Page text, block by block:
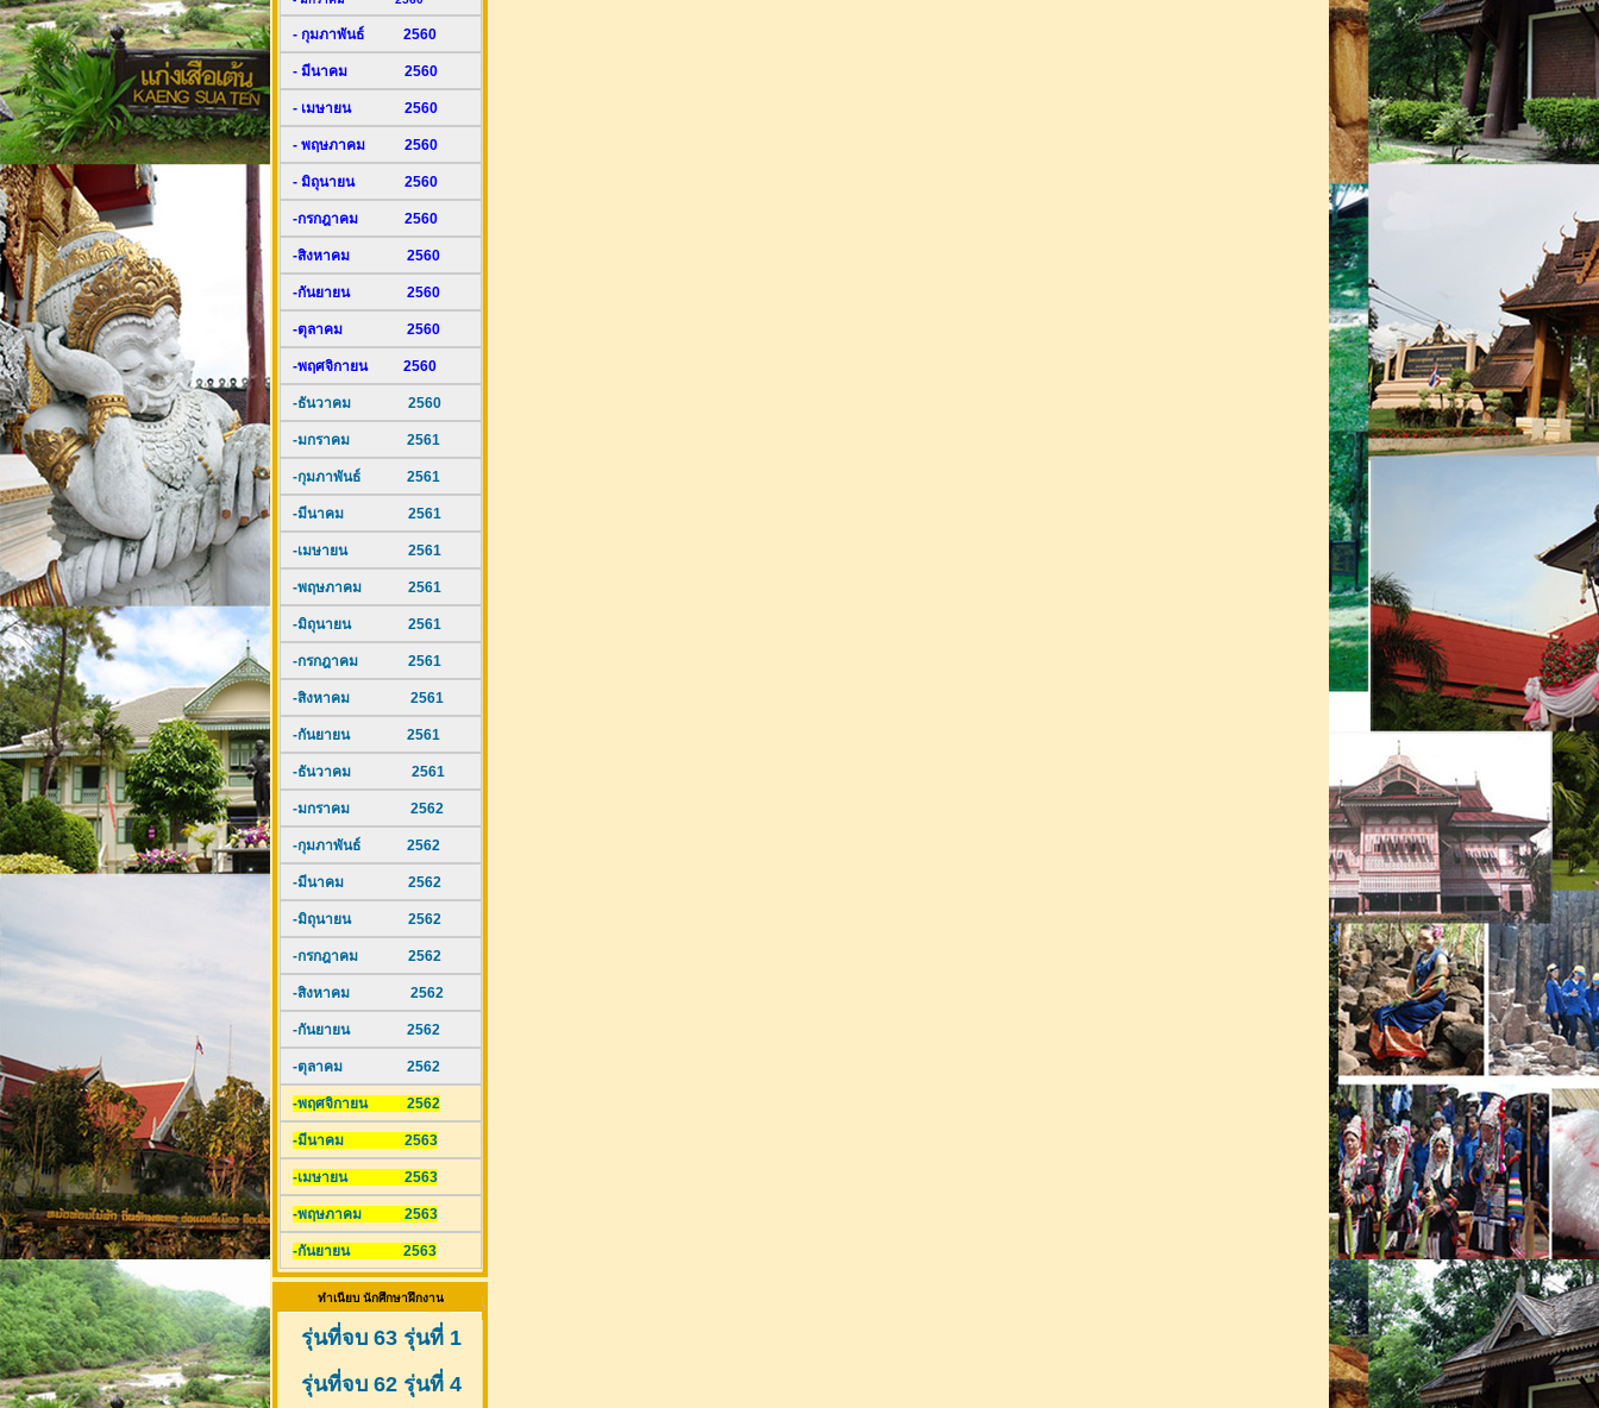
- กุมภาพันธ์ 2560
- มีนาคม 2560
- เมษายน 2560
- พฤษภาคม 2560
- มิถุนายน 2560
-กรกฎาคม 2560
-สิงหาคม 2560
-กันยายน 2560
-ตุลาคม 2560
-พฤศจิกายน 2560
-ธันวาคม 2560
-มกราคม 2561
-กุมภาพันธ์ 2561
-มีนาคม 2561
-เมษายน 2561
-พฤษภาคม 2561
-มิถุนายน 2561
-กรกฎาคม 2561
-สิงหาคม 2561
-กันยายน 2561
-ธันวาคม 2561
-มกราคม 2562
-กุมภาพันธ์ 2562
-มีนาคม 2562
-มิถุนายน 2562
-กรกฎาคม 2562
-สิงหาคม 2562
-กันยายน 2562
-ตุลาคม 2562
-พฤศจิกายน 2562
-มีนาคม 2563
-เมษายน 2563
-พฤษภาคม 2563
-กันยายน 2563
ทำเนียบ นักศึกษาฝึกงาน
รุ่นที่จบ 63 รุ่นที่ 1
รุ่นที่จบ 62 รุ่นที่ 4